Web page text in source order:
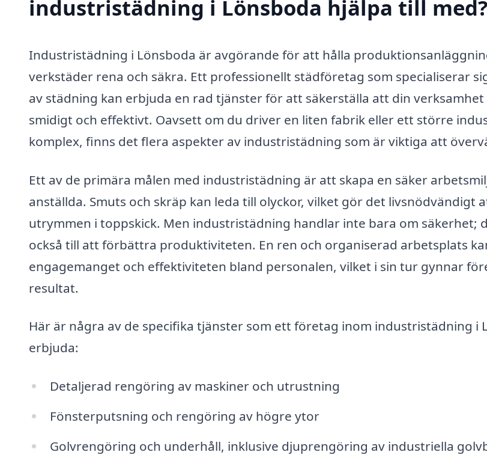
industristädning i Lönsboda hjälpa till med?
Industristädning i Lönsboda är avgörande för att hålla
verkstäder rena och säkra. Ett professionellt städföretag som specialiserar
av städning kan erbjuda en rad tjänster för att säkerställa att din
smidigt och effektivt. Oavsett om du driver en liten fabrik eller ett större
komplex, finns det flera aspekter av industristädning som är viktiga att
Ett av de primära målen med industristädning är att skapa en säker
anställda. Smuts och skräp kan leda till olyckor, vilket gör det livsnödvändigt
utrymmen i toppskick. Men industristädning handlar inte bara om säkerhet;
också till att förbättra produktiviteten. En ren och organiserad arbetsplats
engagemanget och effektiviteten bland personalen, vilket i sin tur gynnar
resultat.
Här är några av de specifika tjänster som ett företag inom industristädning i
erbjuda:
Detaljerad rengöring av maskiner och utrustning
Fönsterputsning och rengöring av högre ytor
Golvrengöring och underhåll, inklusive djuprengöring av industriella